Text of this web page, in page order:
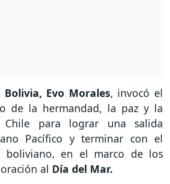
Evo Morales, invocó el
de la hermandad, la paz y la
Chile para lograr una salida
Pacífico y terminar con el
boliviano, en el marco de los
al Día del Mar.